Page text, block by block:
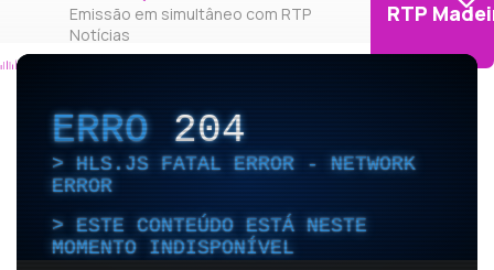
Emissão em simultâneo com RTP
Notícias
RTP
ERRO204
HLS.JS FATAL ERROR - NETWORK
ERROR
ESTE CONTEÚDO ESTÁ NESTE
MOMENTO INDISPONÍVEL